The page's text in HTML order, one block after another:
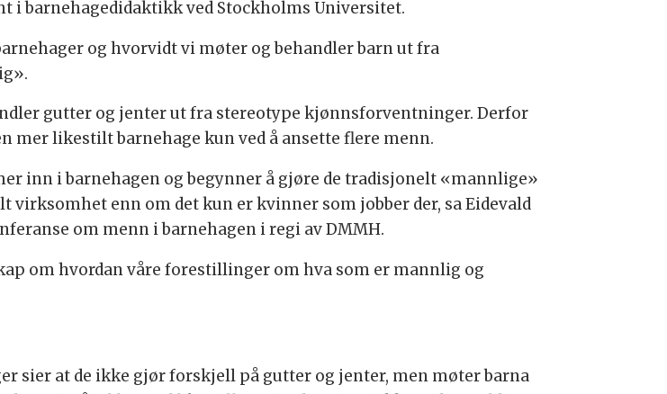
i barnehagedidaktikk ved Stockholms Universitet.
og hvorvidt vi møter og behandler barn ut fra
gutter og jenter ut fra stereotype kjønnsforventninger. Derfor
mer likestilt barnehage kun ved å ansette flere menn.
inn i barnehagen og begynner å gjøre de tradisjonelt «mannlige»
enn om det kun er kvinner som jobber der, sa Eidevald
om menn i barnehagen i regi av DMMH.
om hvordan våre forestillinger om hva som er mannlig og
sier at de ikke gjør forskjell på gutter og jenter, men møter barna